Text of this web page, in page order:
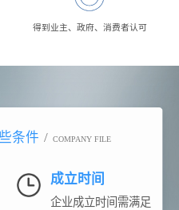
得到业主、政府、消费者认可
条件 / COMPANY FILE
成立时间
企业成立时间需满足